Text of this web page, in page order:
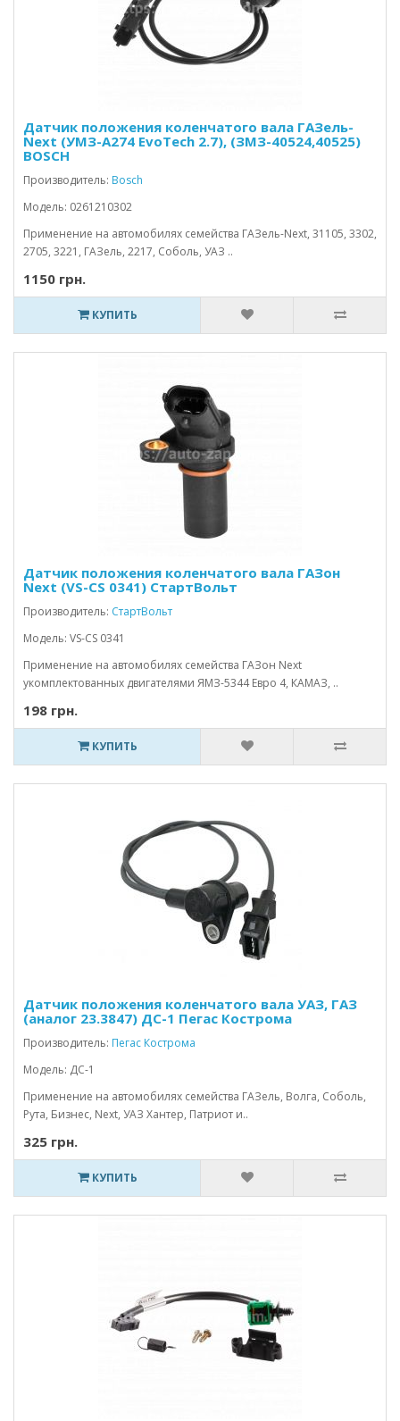
Датчик положения коленчатого вала ГАЗель-
Next (УМЗ-A274 EvoTech 2.7), (ЗМЗ-40524,40525)
BOSCH
Производитель: Bosch
Модель: 0261210302
Применение на автомобилях семейства ГАЗель-Next, 31105, 3302,
2705, 3221, ГАЗель, 2217, Соболь, УАЗ ..
1150 грн.
КУПИТЬ
Датчик положения коленчатого вала ГАЗон
Next (VS-CS 0341) СтартВольт
Производитель: СтартВольт
Модель: VS-CS 0341
Применение на автомобилях семейства ГАЗон Next
укомплектованных двигателями ЯМЗ-5344 Евро 4, КАМАЗ, ..
198 грн.
КУПИТЬ
Датчик положения коленчатого вала УАЗ, ГАЗ
(аналог 23.3847) ДС-1 Пегас Кострома
Производитель: Пегас Кострома
Модель: ДС-1
Применение на автомобилях семейства ГАЗель, Волга, Соболь,
Рута, Бизнес, Next, УАЗ Хантер, Патриот и..
325 грн.
КУПИТЬ